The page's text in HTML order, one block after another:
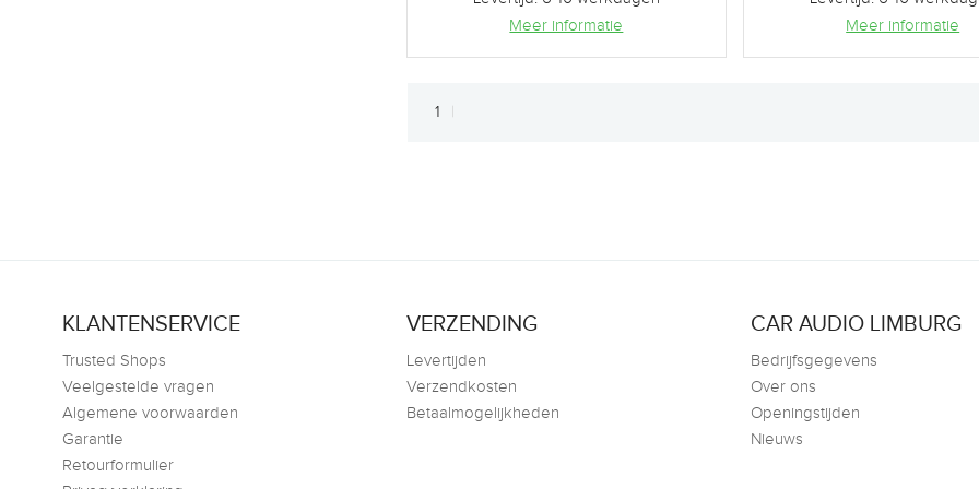
Meer informatie
Meer informatie
1
KLANTENSERVICE
Trusted Shops
Veelgestelde vragen
Algemene voorwaarden
Garantie
Retourformulier
VERZENDING
Levertijden
Verzendkosten
Betaalmogelijkheden
CAR AUDIO LIMBURG
Bedrijfsgegevens
Over ons
Openingstijden
Nieuws